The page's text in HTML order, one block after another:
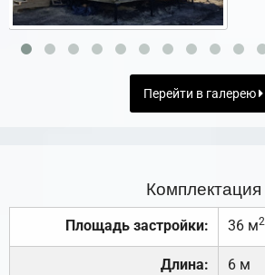
Перейти в галерею
Комплектация
Площадь застройки: 36 м2
Длина: 6 м